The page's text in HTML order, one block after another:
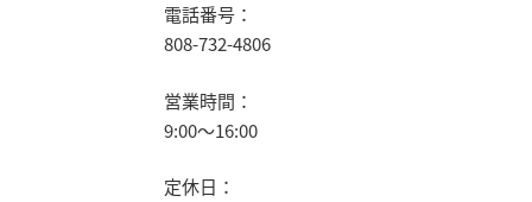
電話番号：
808-732-4806
営業時間：
9:00～16:00
定休日：